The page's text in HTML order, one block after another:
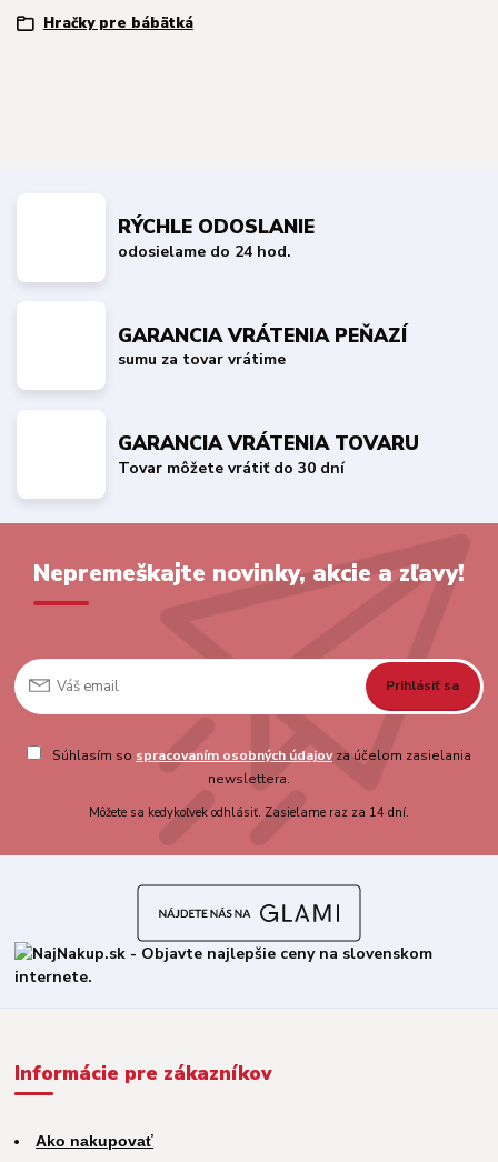
Hračky pre bábätká
RÝCHLE ODOSLANIE
odosielame do 24 hod.
GARANCIA VRÁTENIA PEŇAZÍ
sumu za tovar vrátime
GARANCIA VRÁTENIA TOVARU
Tovar môžete vrátiť do 30 dní
Nepremeškajte novinky, akcie a zľavy!
Prihlásiť sa
Súhlasím so spracovaním osobných údajovza účelom zasielania
newslettera.
Môžete sa kedykoľvek odhlásiť. Zasielame raz za 14 dní.
Informácie pre zákazníkov
Ako nakupovať